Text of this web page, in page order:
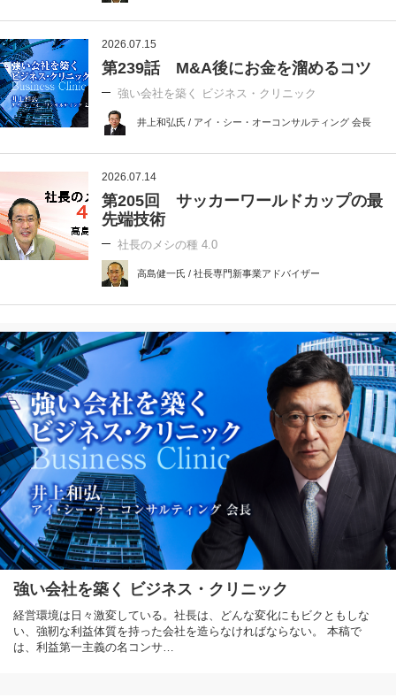
2026.07.15
第239話 M&A後にお金を溜めるコツ
強い会社を築く ビジネス・クリニック
井上和弘氏 / アイ・シー・オーコンサルティング 会長
2026.07.14
第205回 サッカーワールドカップの最
先端技術
社長のメシの種 4.0
高島健一氏 / 社長専門新事業アドバイザー
強い会社を築く ビジネス・クリニック
経営環境は日々激変している。社長は、どんな変化にもビクともしな
い、強靭な利益体質を持った会社を造らなければならない。 本稿で
は、利益第一主義の名コンサ…